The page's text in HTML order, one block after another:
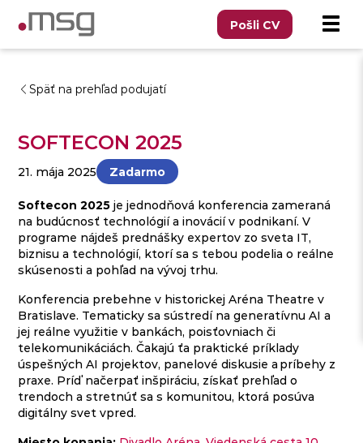
Pošli CV
Späť na prehľad podujatí
SOFTECON 2025
21. mája 2025 Zadarmo
Softecon 2025 je jednodňová konferencia zameraná
na budúcnosť technológií a inovácií v podnikaní. V
programe nájdeš prednášky expertov zo sveta IT,
biznisu a technológií, ktorí sa s tebou podelia o reálne
skúsenosti a pohľad na vývoj trhu.
Konferencia prebehne v historickej Aréna Theatre v
Bratislave. Tematicky sa sústredí na generatívnu AI a
jej reálne využitie v bankách, poisťovniach či
telekomunikáciách. Čakajú ťa praktické príklady
úspešných AI projektov, panelové diskusie a príbehy z
praxe. Príď načerpať inšpiráciu, získať prehľad o
trendoch a stretnúť sa s komunitou, ktorá posúva
digitálny svet vpred.